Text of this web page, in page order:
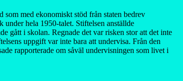
med ekonomiskt stöd från staten bedrev
under hela 1950-talet. Stiftelsen anställde
gått i skolan. Regnade det var risken stor att det inte
uppgift var inte bara att undervisa. Från den
rapporterade om såväl undervisningen som livet i